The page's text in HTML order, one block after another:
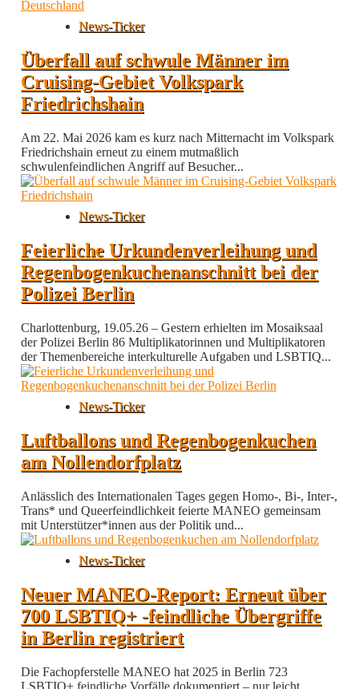
News-Ticker
Überfall auf schwule Männer im
Cruising-Gebiet Volkspark
Friedrichshain
Am 22. Mai 2026 kam es kurz nach Mitternacht im Volkspark
Friedrichshain erneut zu einem mutmaßlich
schwulenfeindlichen Angriff auf Besucher...
News-Ticker
Feierliche Urkundenverleihung und
Regenbogenkuchenanschnitt bei der
Polizei Berlin
Charlottenburg, 19.05.26 – Gestern erhielten im Mosaiksaal
der Polizei Berlin 86 Multiplikatorinnen und Multiplikatoren
der Themenbereiche interkulturelle Aufgaben und LSBTIQ...
News-Ticker
Luftballons und Regenbogenkuchen
am Nollendorfplatz
Anlässlich des Internationalen Tages gegen Homo-, Bi-, Inter-,
Trans* und Queerfeindlichkeit feierte MANEO gemeinsam
mit Unterstützer*innen aus der Politik und...
News-Ticker
Neuer MANEO-Report: Erneut über
700 LSBTIQ+ -feindliche Übergriffe
in Berlin registriert
Die Fachopferstelle MANEO hat 2025 in Berlin 723
LSBTIQ+ feindliche Vorfälle dokumentiert – nur leicht